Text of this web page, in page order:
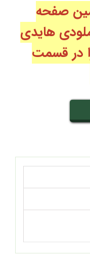
صفحه
هایدی
در قسمت